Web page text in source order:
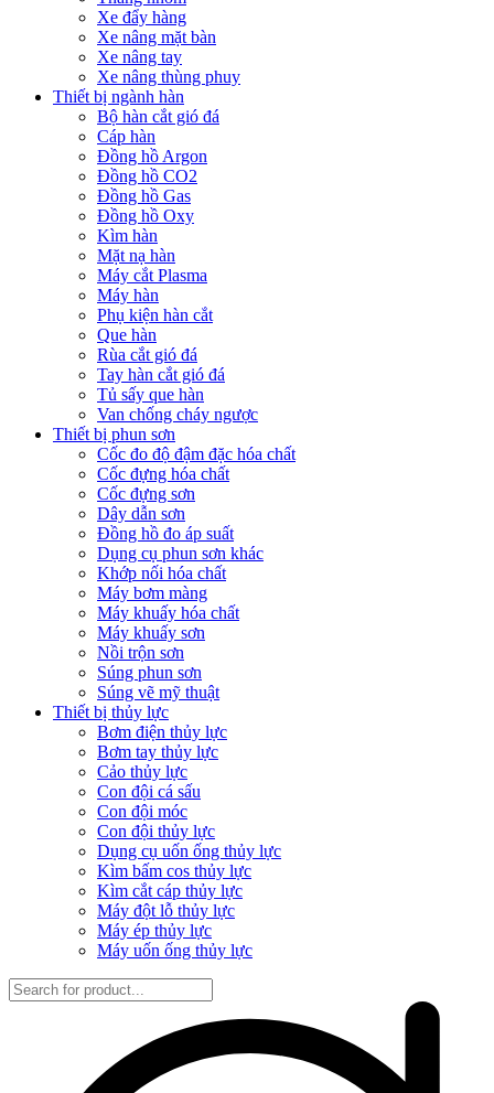
Xe đẩy hàng
Xe nâng mặt bàn
Xe nâng tay
Xe nâng thùng phuy
Thiết bị ngành hàn
Bộ hàn cắt gió đá
Cáp hàn
Đồng hồ Argon
Đồng hồ CO2
Đồng hồ Gas
Đồng hồ Oxy
Kìm hàn
Mặt nạ hàn
Máy cắt Plasma
Máy hàn
Phụ kiện hàn cắt
Que hàn
Rùa cắt gió đá
Tay hàn cắt gió đá
Tủ sấy que hàn
Van chống cháy ngược
Thiết bị phun sơn
Cốc đo độ đậm đặc hóa chất
Cốc đựng hóa chất
Cốc đựng sơn
Dây dẫn sơn
Đồng hồ đo áp suất
Dụng cụ phun sơn khác
Khớp nối hóa chất
Máy bơm màng
Máy khuấy hóa chất
Máy khuấy sơn
Nồi trộn sơn
Súng phun sơn
Súng vẽ mỹ thuật
Thiết bị thủy lực
Bơm điện thủy lực
Bơm tay thủy lực
Cảo thủy lực
Con đội cá sấu
Con đội móc
Con đội thủy lực
Dụng cụ uốn ống thủy lực
Kìm bấm cos thủy lực
Kìm cắt cáp thủy lực
Máy đột lỗ thủy lực
Máy ép thủy lực
Máy uốn ống thủy lực